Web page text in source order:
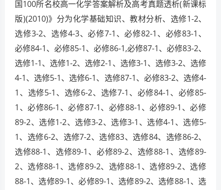
国100所名校高一化学答案解析及高考真题透析(新课标
版)(2010)》分为化学基础知识、教材分析、选修1-2、
选修3-2、选修4-3、必修7-1、必修82-1、必修83-1、
必修84-1、必修85-1、必修86-1,必修87-1、必修83-2、
选修1-1、选修1-2、选修2-1、选修3-1、选修3-2、选修
4-1、选修5-1、选修6-1、选修87-1、必修83-2、选修4-
1、选修5-1、选修6-2、选修7-1、必修84-1、必修85-
1、必修86-1、必修87-1、必修88-1、必修89-1、必修
89-2、选修1-2、选修3-2、选修3-1、选修4-1、选修5-
1、选修6-2、选修7-2、选修83、选修84、选修86-2、
选修88-1、选修89-1、必修89-2、选修88-1、选修89-
2、选修88-1、选修89-2、选修88-1、选修89-2、选修
88-1、选修89-1、必修89-1、选修89-2、选修88-1、选